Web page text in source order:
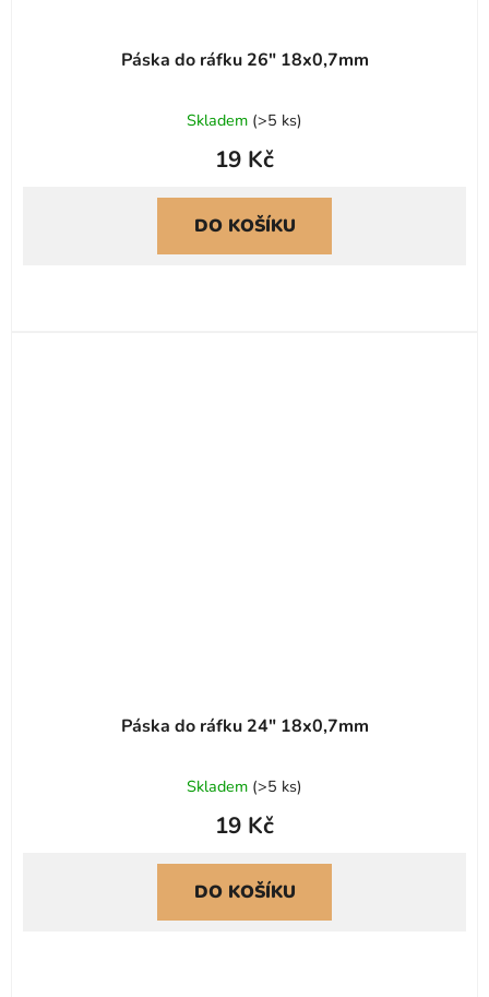
Páska do ráfku 26" 18x0,7mm
Skladem (>5 ks)
19 Kč
DO KOŠÍKU
Páska do ráfku 24" 18x0,7mm
Skladem (>5 ks)
19 Kč
DO KOŠÍKU